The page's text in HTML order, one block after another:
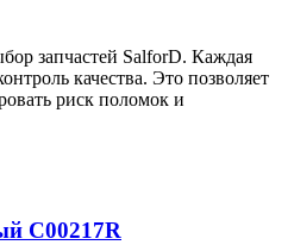
запчастей SalforD. Каждая
качества. Это позволяет
риск поломок и
C00217R